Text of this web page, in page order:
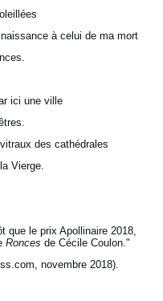
à celui de ma mort
ici une ville
des cathédrales
Vierge.
que le prix Apollinaire 2018,
Ronces de Cécile Coulon."
novembre 2018).